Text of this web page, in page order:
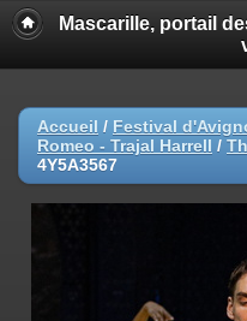
Mascarille, portail
Accueil / Festival
Romeo - Trajal Harrell /
4Y5A3567